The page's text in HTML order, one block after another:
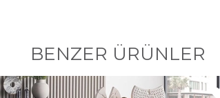
BENZER ÜRÜNLER